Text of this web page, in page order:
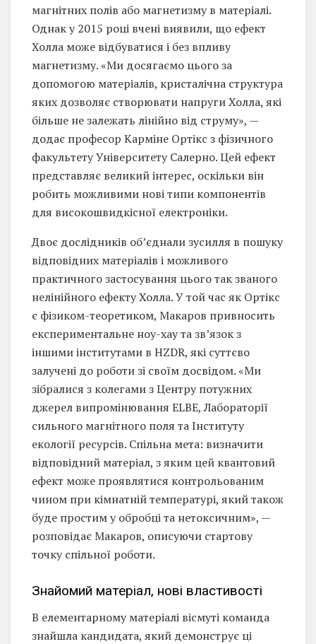
магнітних полів або магнетизму в матеріалі.
Однак у 2015 році вчені виявили, що ефект
Холла може відбуватися і без впливу
магнетизму. «Ми досягаємо цього за
допомогою матеріалів, кристалічна структура
яких дозволяє створювати напруги Холла, які
більше не залежать лінійно від струму», —
додає професор Карміне Ортікс з фізичного
факультету Університету Салерно. Цей ефект
представляє великий інтерес, оскільки він
робить можливими нові типи компонентів
для високошвидкісної електроніки.
Двоє дослідників об’єднали зусилля в пошуку
відповідних матеріалів і можливого
практичного застосування цього так званого
нелінійного ефекту Холла. У той час як Ортікс
є фізиком-теоретиком, Макаров привносить
експериментальне ноу-хау та зв’язок з
іншими інститутами в HZDR, які суттєво
залучені до роботи зі своїм досвідом. «Ми
зібралися з колегами з Центру потужних
джерел випромінювання ELBE, Лабораторії
сильного магнітного поля та Інституту
екології ресурсів. Спільна мета: визначити
відповідний матеріал, з яким цей квантовий
ефект може проявлятися контрольованим
чином при кімнатній температурі, який також
буде простим у обробці та нетоксичним», —
розповідає Макаров, описуючи стартову
точку спільної роботи.
Знайомий матеріал, нові властивості
В елементарному матеріалі вісмуті команда
знайшла кандидата, який демонструє ці